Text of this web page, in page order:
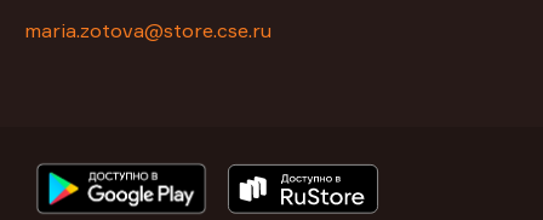
maria.zotova@store.cse.ru